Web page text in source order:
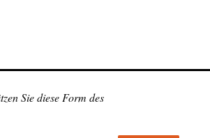
Sie diese Form des